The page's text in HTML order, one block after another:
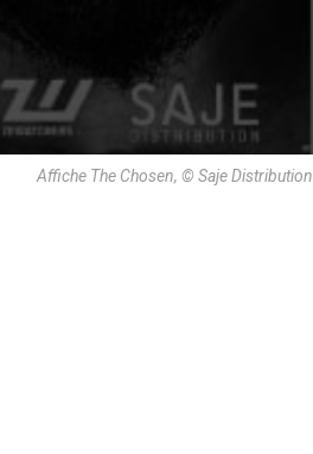
Affiche The Chosen, © Saje Distribution